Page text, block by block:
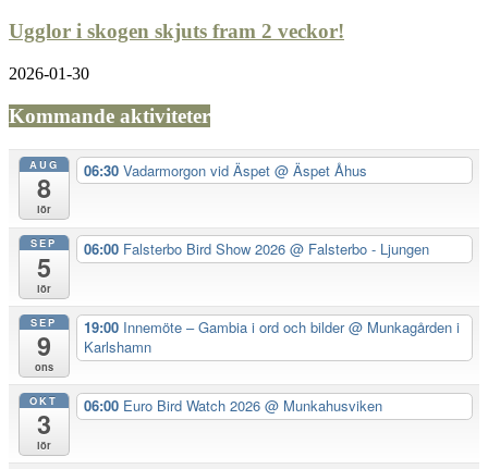
Ugglor i skogen skjuts fram 2 veckor!
2026-01-30
Kommande aktiviteter
AUG
8
lör
06:30 Vadarmorgon vid Äspet @ Äspet Åhus
SEP
5
lör
06:00 Falsterbo Bird Show 2026 @ Falsterbo - Ljungen
SEP
9
ons
19:00 Innemöte – Gambia i ord och bilder@ Munkagården i
Karlshamn
OKT
3
lör
06:00 Euro Bird Watch 2026 @ Munkahusviken